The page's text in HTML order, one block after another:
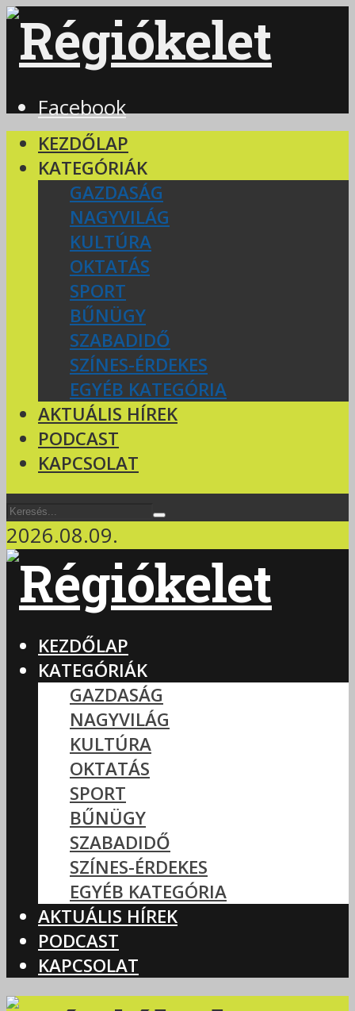
Facebook
KEZDŐLAP
KATEGÓRIÁK
GAZDASÁG
NAGYVILÁG
KULTÚRA
OKTATÁS
SPORT
BŰNÜGY
SZABADIDŐ
SZÍNES-ÉRDEKES
EGYÉB KATEGÓRIA
AKTUÁLIS HÍREK
PODCAST
KAPCSOLAT
2026.08.09.
KEZDŐLAP
KATEGÓRIÁK
GAZDASÁG
NAGYVILÁG
KULTÚRA
OKTATÁS
SPORT
BŰNÜGY
SZABADIDŐ
SZÍNES-ÉRDEKES
EGYÉB KATEGÓRIA
AKTUÁLIS HÍREK
PODCAST
KAPCSOLAT